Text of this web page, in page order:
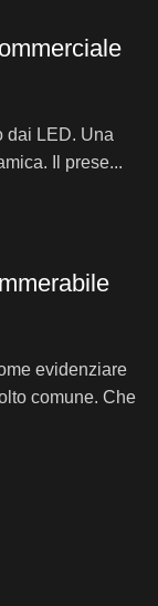
dai LED. Una
Il prese...
evidenziare
comune. Che